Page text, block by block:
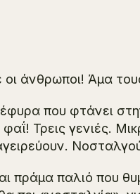
οι άνθρωποι! Άμα
που φτάνει
Τρεις γενιές.
πράμα παλιό που